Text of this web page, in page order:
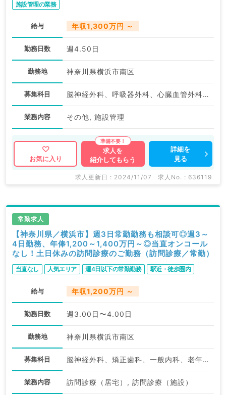
施設管理の業務
給与 年収1,300万円 ～
勤務日数 週4.50日
勤務地 神奈川県横浜市南区
募集科目 脳神経外科、呼吸器外科、心臓血管外科、一般内科、循環器内科、呼吸器内科、消化器内科、外科系全般、一般外科、消化器外科
業務内容 その他, 施設管理
お気に入り
求人を
紹介してもらう
詳細を
見る
求人更新日 : 2024/11/07 求人No. : 636119
常勤求人
【神奈川県／横浜市】週3日常勤勤務も相談可◎週3～
4日勤務、年俸1,200～1,400万円～◎当直オンコール
なし！土日休みの訪問診療のご勤務（訪問診療／常勤）
当直なし 人気エリア 週4日以下の常勤勤務 駅近・徒歩圏内
給与 年収1,200万円 ～
勤務日数 週3.00日〜4.00日
勤務地 神奈川県横浜市南区
募集科目 脳神経外科、矯正歯科、一般内科、老年内科、外科系全般、一般外科
業務内容 訪問診療（居宅）, 訪問診療（施設）